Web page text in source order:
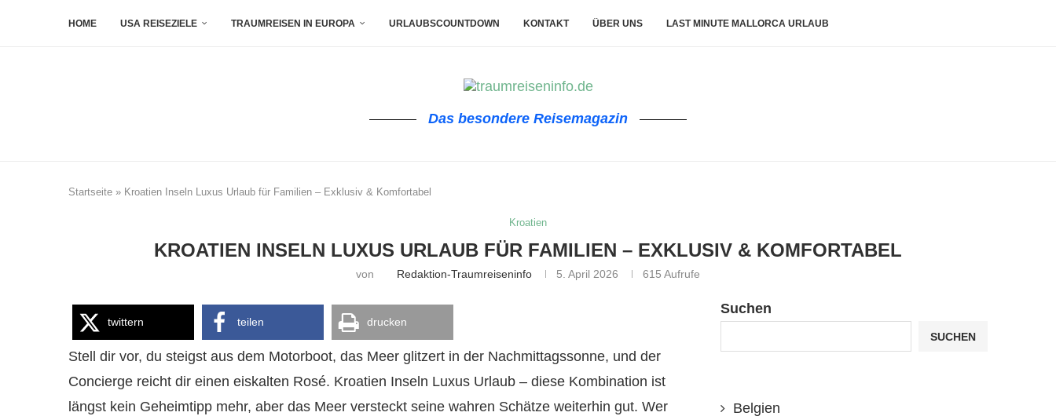
HOME USA REISEZIELE TRAUMREISEN IN EUROPA URLAUBSCOUNTDOWN KONTAKT ÜBER UNS LAST MINUTE MALLORCA URLAUB
Das besondere Reisemagazin
Startseite » Kroatien Inseln Luxus Urlaub für Familien – Exklusiv & Komfortabel
Kroatien
KROATIEN INSELN LUXUS URLAUB FÜR FAMILIEN – EXKLUSIV & KOMFORTABEL
von Redaktion-Traumreiseninfo 5. April 2026 615 Aufrufe
twittern teilen drucken
Stell dir vor, du steigst aus dem Motorboot, das Meer glitzert in der Nachmittagssonne, und der
Concierge reicht dir einen eiskalten Rosé. Kroatien Inseln Luxus Urlaub – diese Kombination ist
längst kein Geheimtipp mehr, aber das Meer versteckt seine wahren Schätze weiterhin gut. Wer
Suchen
SUCHEN
Belgien